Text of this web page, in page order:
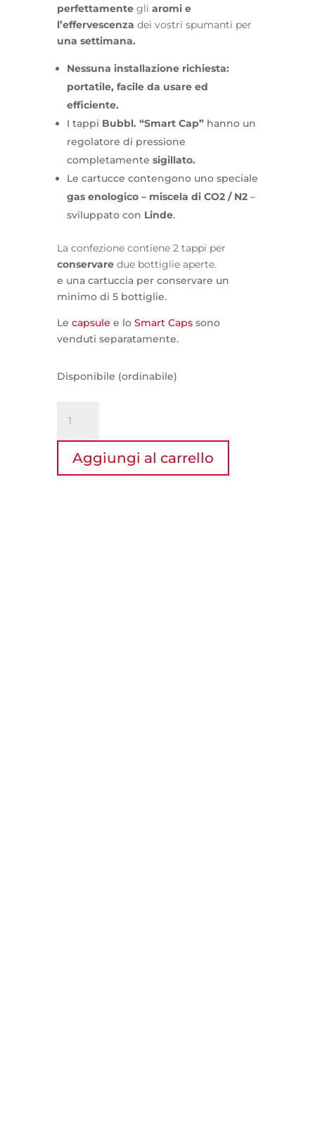
perfettamentegli aromi e
l’effervescenza dei vostri spumanti per
una settimana.
Nessuna installazione richiesta:
portatile, facile da usare ed
efficiente.
I tappi Bubbl. “Smart Cap”hanno un
regolatore di pressione
completamente sigillato.
Le cartucce contengono uno speciale
gas enologico – miscela di CO2 / N2–
sviluppato con Linde.
La confezione contiene 2 tappi per
conservaredue bottiglie aperte.
e una cartuccia per conservare un
minimo di 5 bottiglie.
Le capsule e lo Smart Capssono
venduti separatamente.
Disponibile (ordinabile)
Bubbl.
conservazione
spumanti
Aggiungi al carrello